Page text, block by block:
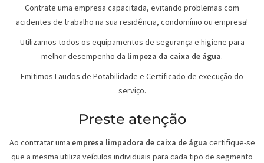
Contrate uma empresa capacitada, evitando problemas com
acidentes de trabalho na sua residência, condomínio ou empresa!
Utilizamos todos os equipamentos de segurança e higiene para
melhor desempenho da limpeza da caixa de água.
Emitimos Laudos de Potabilidade e Certificado de execução do
serviço.
Preste atenção
Ao contratar uma empresa limpadora de caixa de água certifique-se
que a mesma utiliza veículos individuais para cada tipo de segmento